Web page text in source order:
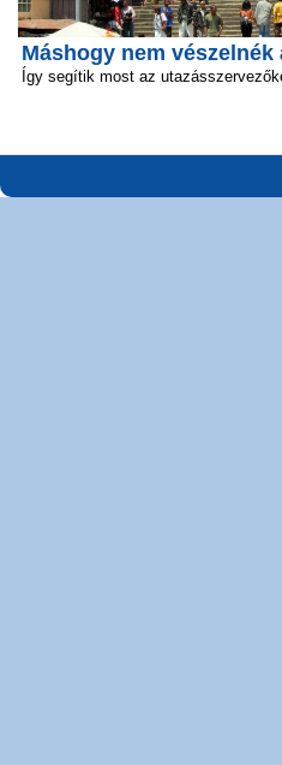
Máshogy nem vészelnék
Így segítik most az